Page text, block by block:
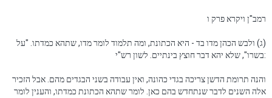
רמב"ן ויקרא פרק ו
(ג) ולבש הכהן מדו בד - היא הכתונת, ומה תלמוד לומר מדו, שתהא כמדתו. "על
בשרו", שלא יהא דבר חוצץ בינתיים. לשון רש"י:
והנה תרומת הדשן צריכה בגדי כהונה, ואין עבודה בשני הבגדים מהם. אבל הזכיר
אלה השנים לדבר שנתחדש בהם כאן. לומר שתהא הכתונת כמדתו, והענין לומר